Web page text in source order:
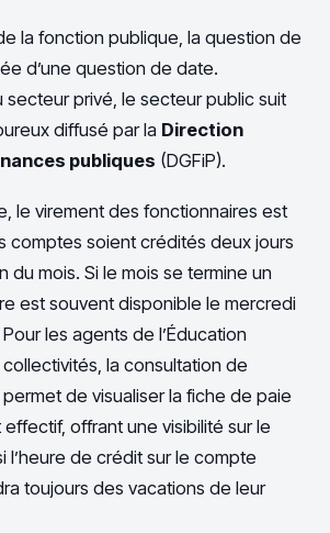
la fonction publique, la question de
d’une question de date.
secteur privé, le secteur public suit
diffusé par la Direction
publiques (DGFiP).
le virement des fonctionnaires est
comptes soient crédités deux jours
du mois. Si le mois se termine un
est souvent disponible le mercredi
les agents de l’Éducation
la consultation de
permet de visualiser la fiche de paie
offrant une visibilité sur le
l’heure de crédit sur le compte
toujours des vacations de leur